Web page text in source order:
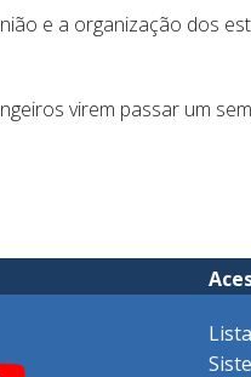
e a organização dos
virem passar um